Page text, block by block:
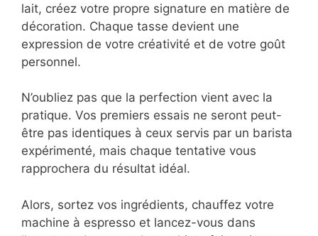
lait, créez votre propre signature en matière de
décoration. Chaque tasse devient une
expression de votre créativité et de votre goût
personnel.
N’oubliez pas que la perfection vient avec la
pratique. Vos premiers essais ne seront peut-
être pas identiques à ceux servis par un barista
expérimenté, mais chaque tentative vous
rapprochera du résultat idéal.
Alors, sortez vos ingrédients, chauffez votre
machine à espresso et lancez-vous dans